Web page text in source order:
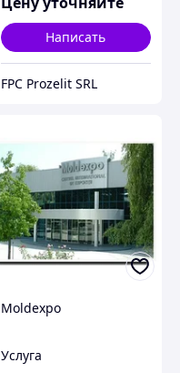
Написать
FPC Prozelit SRL
Moldexpo
Услуга